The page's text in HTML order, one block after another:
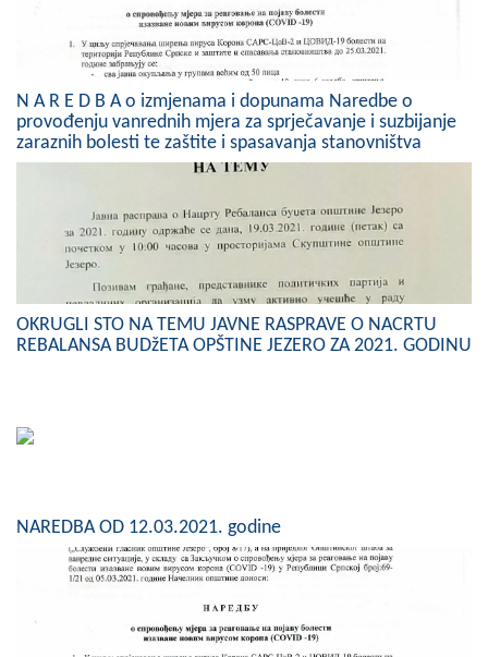
Službeni Glasnici
OPŠTINSKA UPRAVA
INFO
Vijesti
Javni pozivi
Obavještenja
Zaštita od požara
PRIVREDA
Poljoprivreda
Turizam
N A R E D B A o izmjenama i dopunama Naredbe o
provođenju vanrednih mjera za sprječavanje i suzbijanje
zaraznih bolesti te zaštite i spasavanja stanovništva
OKRUGLI STO NA TEMU JAVNE RASPRAVE O NACRTU
REBALANSA BUDžETA OPŠTINE JEZERO ZA 2021. GODINU
NAREDBA OD 12.03.2021. godine